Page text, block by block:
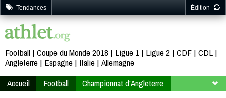
Tendances Édition
Football Coupe du Monde 2018 Ligue 1 Ligue 2 CDF CDL
Angleterre
Espagne Italie Allemagne
Accueil
Football
Championnat d'Angleterre